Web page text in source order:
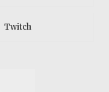
Twitch